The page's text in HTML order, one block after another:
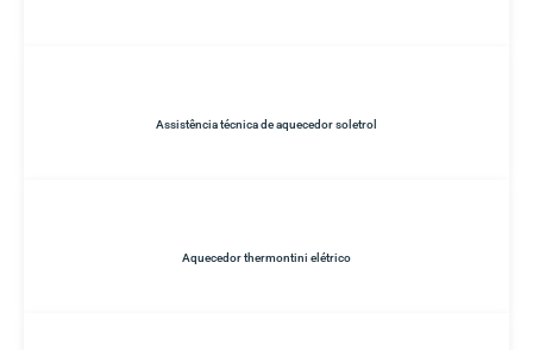
Assistência técnica de aquecedor soletrol
Aquecedor thermontini elétrico